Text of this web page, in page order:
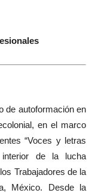
de autoformación en
en el marco
“Voces y letras
de la lucha
Trabajadores de la
México. Desde la